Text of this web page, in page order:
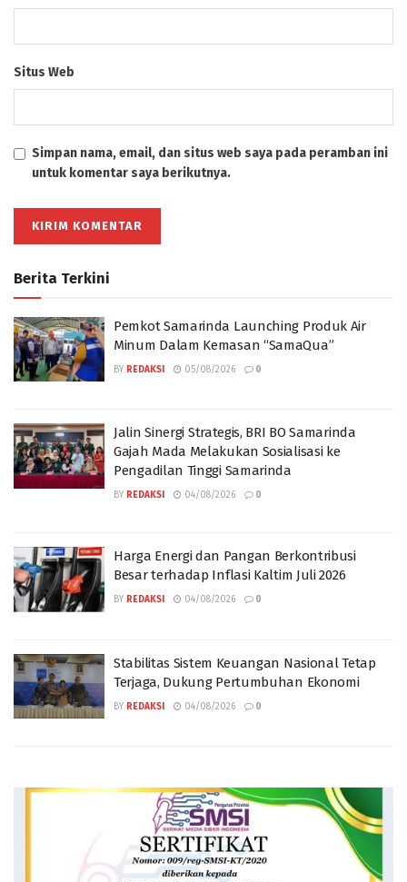
Situs Web
Simpan nama, email, dan situs web saya pada peramban ini
untuk komentar saya berikutnya.
Berita Terkini
Pemkot Samarinda Launching Produk Air
Minum Dalam Kemasan “SamaQua”
BY REDAKSI 05/08/2026 0
Jalin Sinergi Strategis, BRI BO Samarinda
Gajah Mada Melakukan Sosialisasi ke
Pengadilan Tinggi Samarinda
BY REDAKSI 04/08/2026 0
Harga Energi dan Pangan Berkontribusi
Besar terhadap Inflasi Kaltim Juli 2026
BY REDAKSI 04/08/2026 0
Stabilitas Sistem Keuangan Nasional Tetap
Terjaga, Dukung Pertumbuhan Ekonomi
BY REDAKSI 04/08/2026 0